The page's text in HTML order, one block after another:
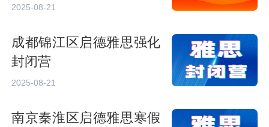
2025-08-21
成都锦江区启德雅思强化
封闭营
2025-08-21
南京秦淮区启德雅思寒假